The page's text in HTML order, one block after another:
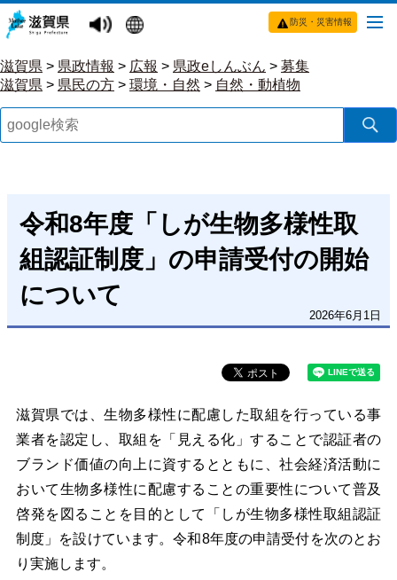
防災・災害情報
滋賀県 > 県政情報 > 広報 > 県政eしんぶん > 募集
滋賀県 > 県民の方 > 環境・自然 > 自然・動植物
令和8年度「しが生物多様性取
組認証制度」の申請受付の開始
について
2026年6月1日
滋賀県では、生物多様性に配慮した取組を行っている事
業者を認定し、取組を「見える化」することで認証者の
ブランド価値の向上に資するとともに、社会経済活動に
おいて生物多様性に配慮することの重要性について普及
啓発を図ることを目的として「しが生物多様性取組認証
制度」を設けています。令和8年度の申請受付を次のとお
り実施します。